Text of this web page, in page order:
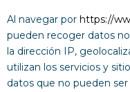
Al navegar por https://
pueden recoger datos
la dirección IP,
utilizan los servicios y
datos que no pueden